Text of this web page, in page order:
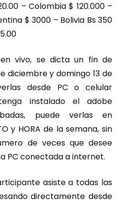
– Colombia $ 120.000 –
$ 3000 – Bolivia Bs 350
vivo, se dicta un fin de
diciembre y domingo 13 de
desde PC o celular
instalado el adobe
puede verlas en
y HORA de la semana, sin
de veces que desee
PC conectada a internet.
asiste a todas las
directamente desde